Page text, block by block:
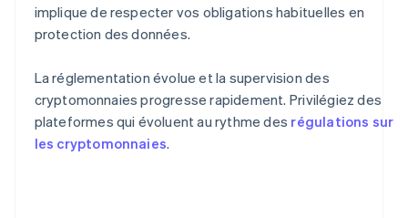
implique de respecter vos obligations habituelles en
protection des données.
La réglementation évolue et la supervision des
cryptomonnaies progresse rapidement. Privilégiez des
plateformes qui évoluent au rythme des régulations sur
les cryptomonnaies.